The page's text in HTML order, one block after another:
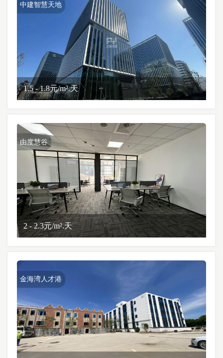
中建智慧天地
1.5 - 1.8元/m².天
由度慧谷
2 - 2.3元/m².天
金海湾人才港